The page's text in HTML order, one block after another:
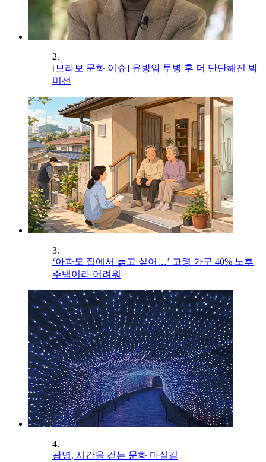
2.
[브라보 문화 이슈] 유방암 투병 후 더 단단해진 박
미선
3.
‘아파도 집에서 늙고 싶어…’ 고령 가구 40% 노후
주택이라 어려워
4.
광명, 시간을 걷는 문화 마실길